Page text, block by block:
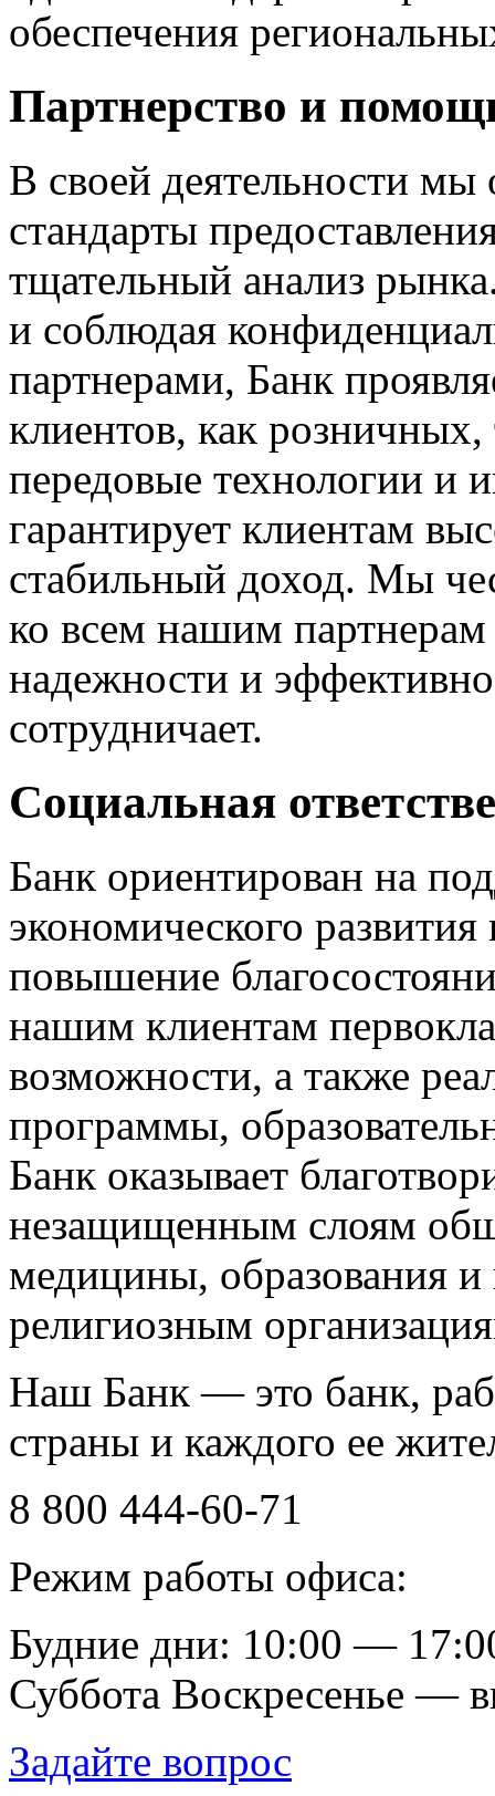
обеспечения
Партнерство и
В своей деятельности
стандарты
тщательный анализ
и соблюдая
партнерами, Банк
клиентов, как
передовые технологии и
гарантирует клиентам
стабильный доход. Мы
ко всем нашим
надежности и
сотрудничает.
Социальная
Банк ориентирован на
экономического
повышение
нашим клиентам
возможности, а также
программы,
Банк оказывает
незащищенным слоям
медицины, образования
религиозным
Наш Банк — это банк,
cтраны и каждого ее
8 800 444-60-71
Режим работы офиса:
Будние дни: 10:00 —
Суббота Воскресенье —
Задайте вопрос